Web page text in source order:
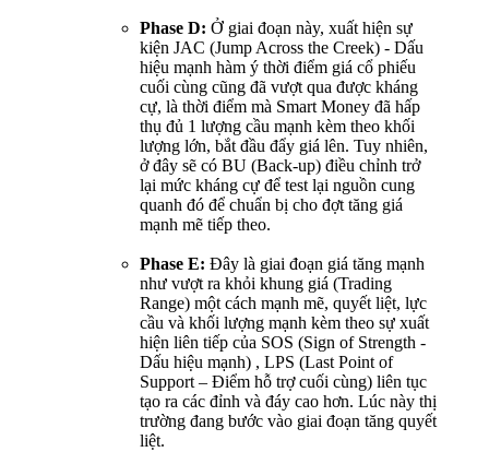
Phase D: Ở giai đoạn này, xuất hiện sự
kiện JAC (Jump Across the Creek) - Dấu
hiệu mạnh hàm ý thời điểm giá cổ phiếu
cuối cùng cũng đã vượt qua được kháng
cự, là thời điểm mà Smart Money đã hấp
thụ đủ 1 lượng cầu mạnh kèm theo khối
lượng lớn, bắt đầu đẩy giá lên. Tuy nhiên,
ở đây sẽ có BU (Back-up) điều chỉnh trở
lại mức kháng cự để test lại nguồn cung
quanh đó để chuẩn bị cho đợt tăng giá
mạnh mẽ tiếp theo.
Phase E: Đây là giai đoạn giá tăng mạnh
như vượt ra khỏi khung giá (Trading
Range) một cách mạnh mẽ, quyết liệt, lực
cầu và khối lượng mạnh kèm theo sự xuất
hiện liên tiếp của SOS (Sign of Strength -
Dấu hiệu mạnh) , LPS (Last Point of
Support – Điểm hỗ trợ cuối cùng) liên tục
tạo ra các đỉnh và đáy cao hơn. Lúc này thị
trường đang bước vào giai đoạn tăng quyết
liệt.